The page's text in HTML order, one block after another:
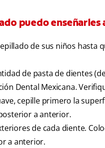
puedo enseñarles
de sus niños hasta
de pasta de dientes
Dental Mexicana.
cepille primero la
a anterior.
de cada diente.
a anterior.